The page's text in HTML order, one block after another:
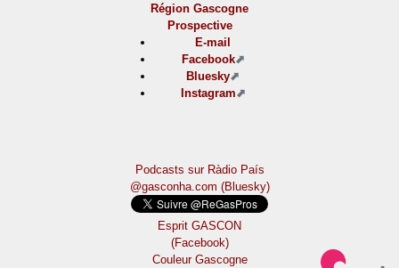
Région Gascogne
Prospective
E-mail
Facebook
Bluesky
Instagram
Podcasts sur Ràdio País
@gasconha.com (Bluesky)
Esprit GASCON
(Facebook)
Couleur Gascogne